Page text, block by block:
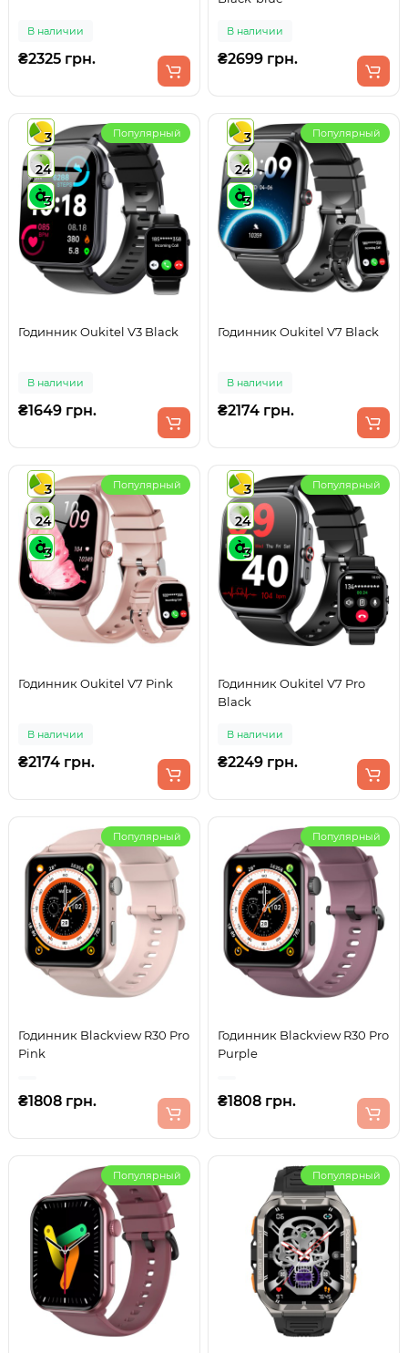
В наличии
₴2325 грн.
В наличии
₴2699 грн.
3
24
3
Популярный
Годинник Oukitel V3 Black
В наличии
₴1649 грн.
3
24
3
Популярный
Годинник Oukitel V7 Black
В наличии
₴2174 грн.
3
24
3
Популярный
Годинник Oukitel V7 Pink
В наличии
₴2174 грн.
3
24
3
Популярный
Годинник Oukitel V7 Pro
Black
В наличии
₴2249 грн.
Популярный
Годинник Blackview R30 Pro
Pink
₴1808 грн.
Популярный
Годинник Blackview R30 Pro
Purple
₴1808 грн.
Популярный Популярный